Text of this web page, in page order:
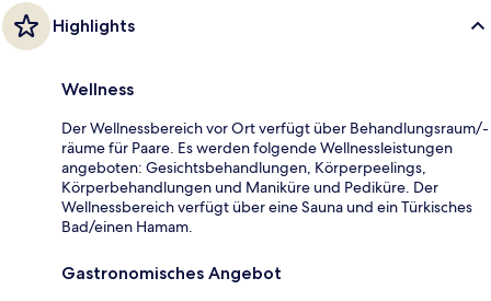
Highlights
Wellness
Der Wellnessbereich vor Ort verfügt über Behandlungsraum/-
räume für Paare. Es werden folgende Wellnessleistungen
angeboten: Gesichtsbehandlungen, Körperpeelings,
Körperbehandlungen und Maniküre und Pediküre. Der
Wellnessbereich verfügt über eine Sauna und ein Türkisches
Bad/einen Hamam.
Gastronomisches Angebot